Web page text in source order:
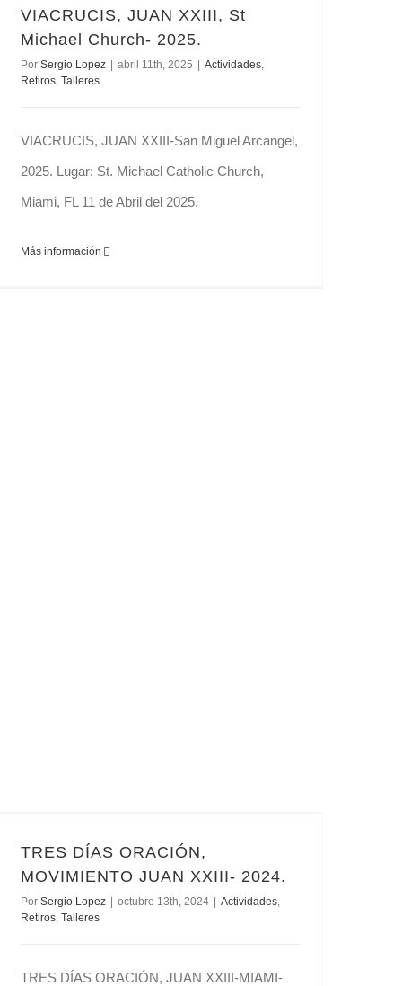
VIACRUCIS, JUAN XXIII, St
Michael Church- 2025.
Por Sergio Lopez abril 11th, 2025 Actividades,
Retiros, Talleres
VIACRUCIS, JUAN XXIII-San Miguel Arcangel,
2025. Lugar: St. Michael Catholic Church,
Miami, FL 11 de Abril del 2025.
Más información
TRES DÍAS ORACIÓN,
MOVIMIENTO JUAN XXIII- 2024.
Por Sergio Lopez octubre 13th, 2024 Actividades,
Retiros, Talleres
TRES DÍAS ORACIÓN, JUAN XXIII-MIAMI-